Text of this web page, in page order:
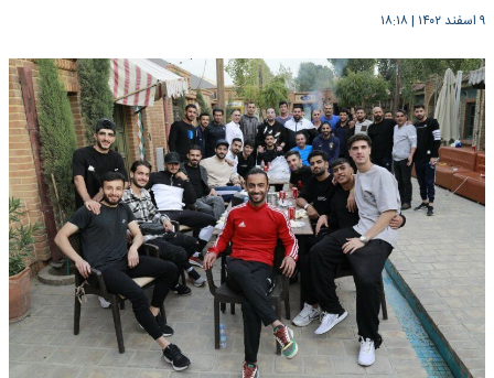
۹ اسفند ۱۴۰۲ |۱۸:۱۸